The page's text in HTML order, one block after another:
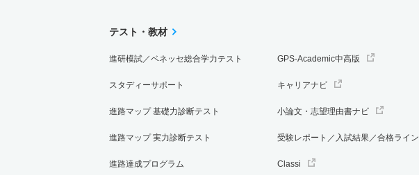
テスト・教材
進研模試／ベネッセ総合学力テスト
スタディーサポート
進路マップ 基礎力診断テスト
進路マップ 実力診断テスト
進路達成プログラム
GPS-Academic中高版
キャリアナビ
小論文・志望理由書ナビ
受験レポート／入試結果／合格ライン
Classi